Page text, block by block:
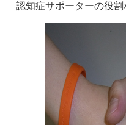
認知症サポーターの役割